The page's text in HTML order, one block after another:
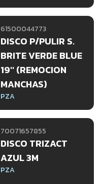
61500044773
DISCO P/PULIR S.
BRITE VERDE BLUE
19'' (REMOCION
MANCHAS)
PZA
70071657855
DISCO TRIZACT
AZUL 3M
PZA